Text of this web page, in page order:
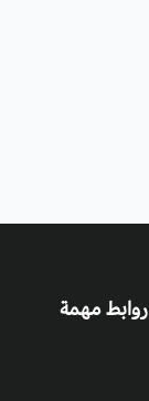
روابط مهمة